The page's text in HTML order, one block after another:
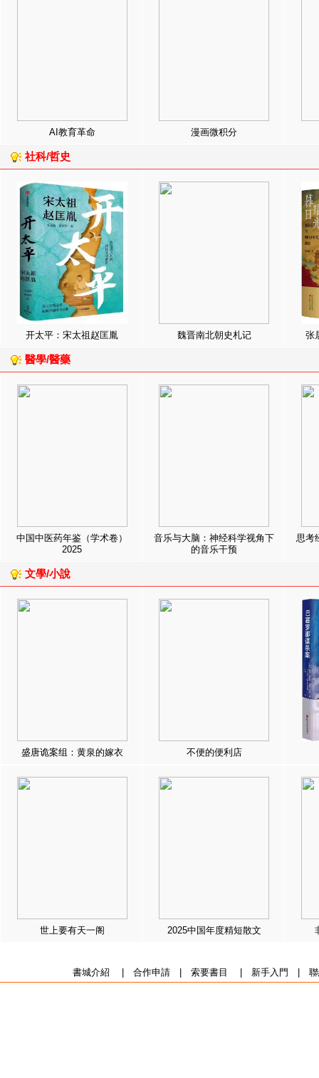
AI教育革命 漫画微积分
社科/哲史
开太平：宋太祖赵匡胤 魏晋南北朝史札记 张
醫學/醫藥
中国中医药年鉴（学术卷）
2025
音乐与大脑：神经科学视角下
的音乐干预
思考
文學/小說
盛唐诡案组：黄泉的嫁衣 不便的便利店
世上要有天一阁 2025中国年度精短散文
書城介紹 合作申請| 索要書目 新手入門